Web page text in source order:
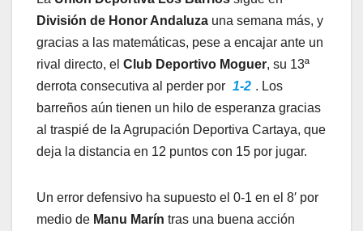
División de Honor Andaluza una semana más, y
gracias a las matemáticas, pese a encajar ante un
rival directo, el Club Deportivo Moguer, su 13ª
derrota consecutiva al perder por 1-2 . Los
barreños aún tienen un hilo de esperanza gracias
al traspié de la Agrupación Deportiva Cartaya, que
deja la distancia en 12 puntos con 15 por jugar.
Un error defensivo ha supuesto el 0-1 en el 8′ por
medio de Manu Marín tras una buena acción